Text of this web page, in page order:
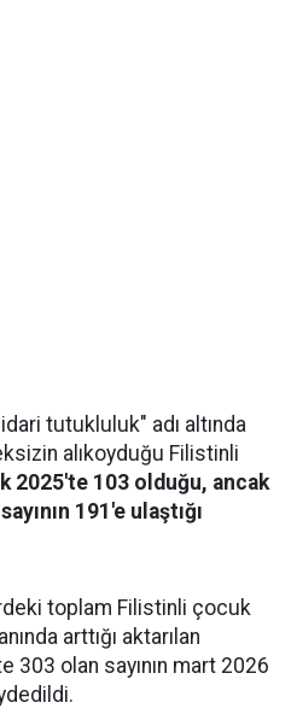
tutukluluk" adı altında
alıkoyduğu Filistinli
2025'te 103 olduğu, ancak
191'e ulaştığı
toplam Filistinli çocuk
arttığı aktarılan
303 olan sayının mart 2026